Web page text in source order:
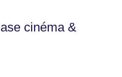
cinéma &